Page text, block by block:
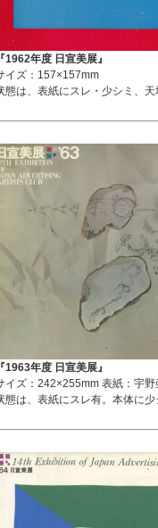
『1962年度 日宣美展』
イズ：157×157mm
態は、表紙にスレ・少シミ、天
『1963年度 日宣美展』
イズ：242×255mm 表紙：宇野
態は、表紙にスレ有。本体に少